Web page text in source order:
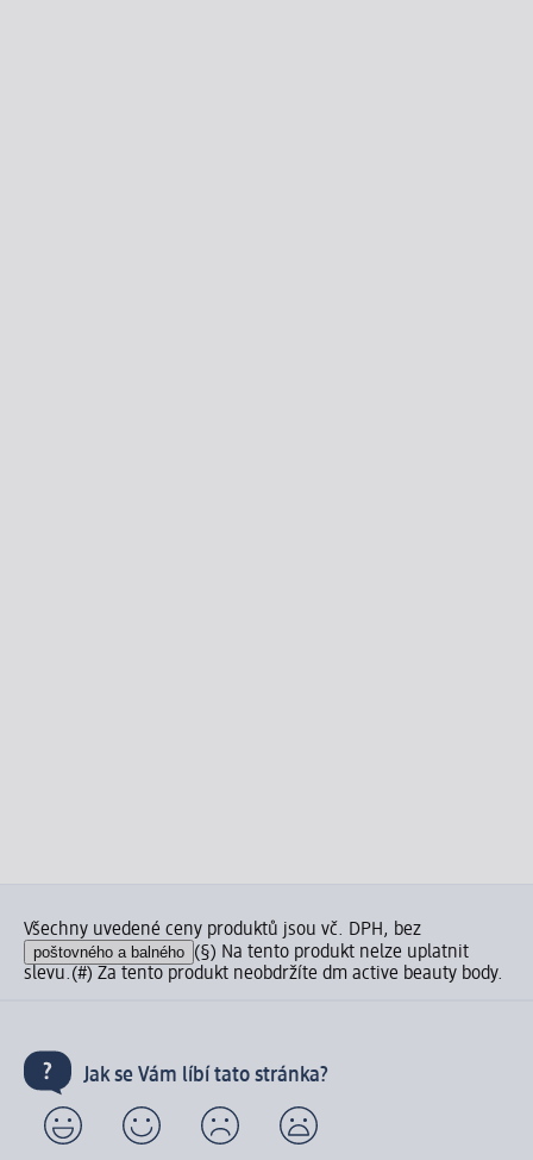
Všechny uvedené ceny produktů jsou vč. DPH, bez
poštovného a balného (§) Na tento produkt nelze uplatnit
slevu.(#) Za tento produkt neobdržíte dm active beauty body.
Jak se Vám líbí tato stránka?